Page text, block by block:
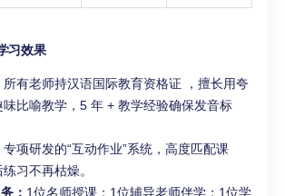
习效果
所有老师持汉语国际教育资格证 ，擅长用夸
味比喻教学，5 年 + 教学经验确保发音标
专项研发的“互动作业”系统，高度匹配课
习不再枯燥。
： 1位名师授课；1位辅导老师伴学；1位学